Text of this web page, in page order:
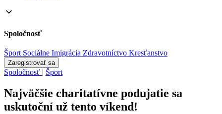
Spoločnosť
Šport Sociálne Imigrácia Zdravotníctvo Kresťanstvo
Zaregistrovať sa
Spoločnosť | Šport
Najväčšie charitatívne podujatie sa
uskutoční už tento víkend!